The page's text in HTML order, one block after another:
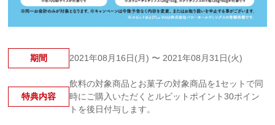
期間 2021年08月16日(月) 〜 2021年08月31日(火)
特典内容
飲料の対象商品とお菓子の対象商品を1セットで同
時にご購入いただくとルビットポイント30ポイン
トを後日付与します。